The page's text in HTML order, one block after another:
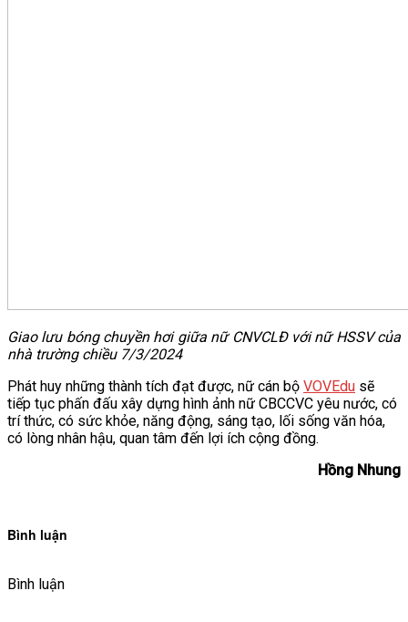
Giao lưu bóng chuyền hơi giữa nữ CNVCLĐ với nữ HSSV của
nhà trường chiều 7/3/2024
Phát huy những thành tích đạt được, nữ cán bộ VOVEdu sẽ
tiếp tục phấn đấu xây dựng hình ảnh nữ CBCCVC yêu nước, có
trí thức, có sức khỏe, năng động, sáng tạo, lối sống văn hóa,
có lòng nhân hậu, quan tâm đến lợi ích cộng đồng.
Hồng Nhung
Bình luận
Bình luận